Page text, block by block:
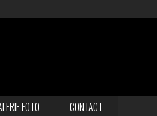
FOTO CONTACT